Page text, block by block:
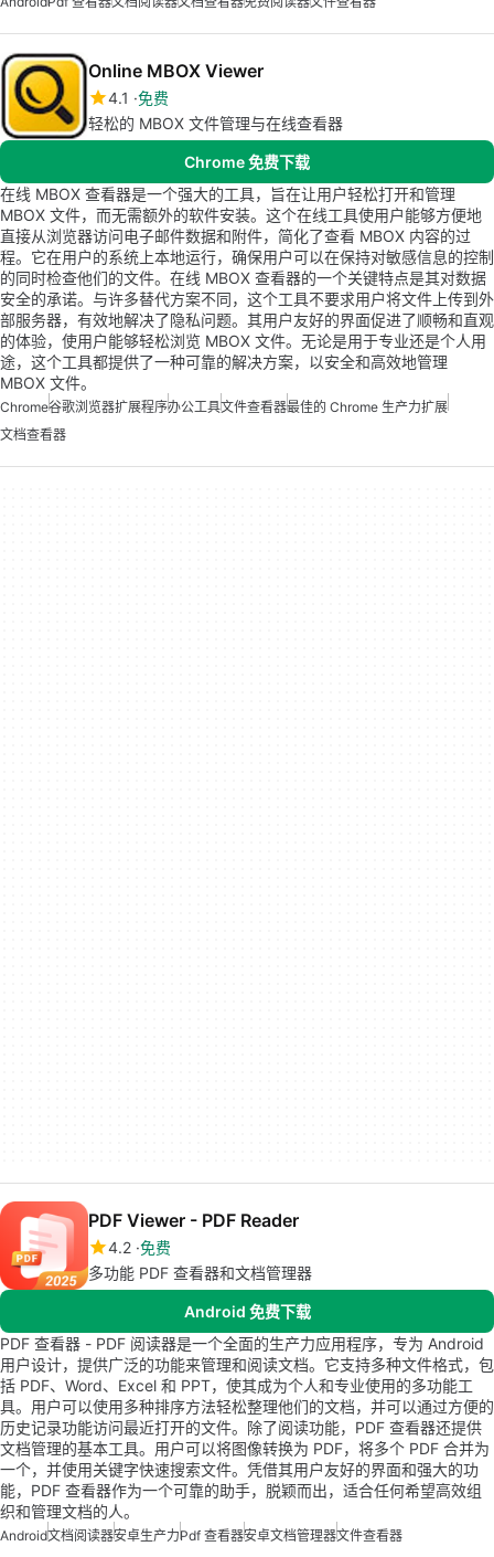
Online MBOX Viewer
4.1 免费
轻松的 MBOX 文件管理与在线查看器
Chrome 免费下载
在线 MBOX 查看器是一个强大的工具，旨在让用户轻松打开和管理
MBOX 文件，而无需额外的软件安装。这个在线工具使用户能够方便地
直接从浏览器访问电子邮件数据和附件，简化了查看 MBOX 内容的过
程。它在用户的系统上本地运行，确保用户可以在保持对敏感信息的控制
的同时检查他们的文件。在线 MBOX 查看器的一个关键特点是其对数据
安全的承诺。与许多替代方案不同，这个工具不要求用户将文件上传到外
部服务器，有效地解决了隐私问题。其用户友好的界面促进了顺畅和直观
的体验，使用户能够轻松浏览 MBOX 文件。无论是用于专业还是个人用
途，这个工具都提供了一种可靠的解决方案，以安全和高效地管理
MBOX 文件。
Chrome谷歌浏览器扩展程序办公工具文件查看器最佳的 Chrome 生产力扩展
文档查看器
PDF Viewer - PDF Reader
4.2 免费
多功能 PDF 查看器和文档管理器
Android 免费下载
PDF 查看器 - PDF 阅读器是一个全面的生产力应用程序，专为 Android
用户设计，提供广泛的功能来管理和阅读文档。它支持多种文件格式，包
括 PDF、Word、Excel 和 PPT，使其成为个人和专业使用的多功能工
具。用户可以使用多种排序方法轻松整理他们的文档，并可以通过方便的
历史记录功能访问最近打开的文件。除了阅读功能，PDF 查看器还提供
文档管理的基本工具。用户可以将图像转换为 PDF，将多个 PDF 合并为
一个，并使用关键字快速搜索文件。凭借其用户友好的界面和强大的功
能，PDF 查看器作为一个可靠的助手，脱颖而出，适合任何希望高效组
织和管理文档的人。
Android文档阅读器安卓生产力Pdf 查看器安卓文档管理器文件查看器